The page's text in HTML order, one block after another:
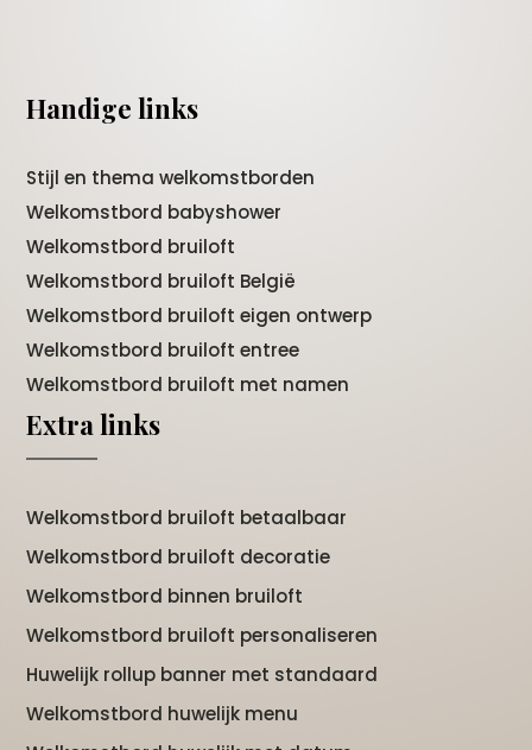
Handige links
Stijl en thema welkomstborden
Welkomstbord babyshower
Welkomstbord bruiloft
Welkomstbord bruiloft België
Welkomstbord bruiloft eigen ontwerp
Welkomstbord bruiloft entree
Welkomstbord bruiloft met namen
Extra links
Welkomstbord bruiloft betaalbaar
Welkomstbord bruiloft decoratie
Welkomstbord binnen bruiloft
Welkomstbord bruiloft personaliseren
Huwelijk rollup banner met standaard
Welkomstbord huwelijk menu